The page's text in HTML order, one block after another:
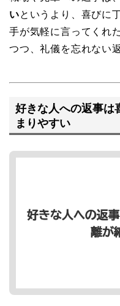
いというより、喜びに
手が気軽に言ってくれ
つつ、礼儀を忘れない
好きな人への返事は
まりやすい